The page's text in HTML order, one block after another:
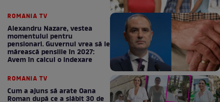
ROMANIA TV
Alexandru Nazare, vestea
momentului pentru
pensionari. Guvernul vrea să le
mărească pensiile în 2027:
Avem în calcul o indexare
ROMANIA TV
Cum a ajuns să arate Oana
Roman după ce a slăbit 30 de